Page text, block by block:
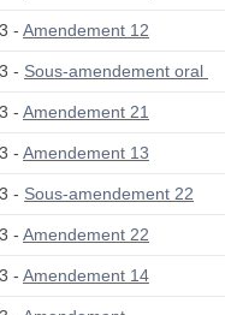
- Amendement 12
- Sous-amendement oral
- Amendement 21
- Amendement 13
- Sous-amendement 22
- Amendement 22
- Amendement 14